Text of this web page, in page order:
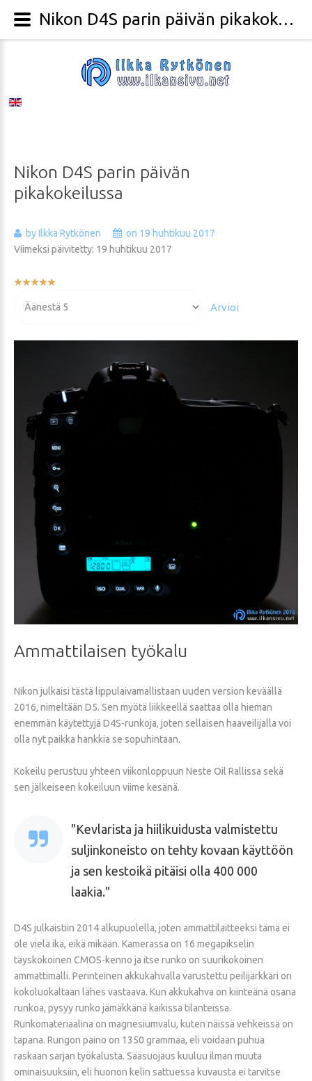
Nikon D4S parin päivän
pikakokeilussa
by Ilkka Rytkönen
on 19 huhtikuu 2017
Viimeksi päivitetty: 19 huhtikuu 2017
Käyttäjän
arvioida
Ammattilaisen työkalu
Nikon julkaisi tästä lippulaivamallistaan uuden version keväällä
2016, nimeltään D5. Sen myötä liikkeellä saattaa olla hieman
enemmän käytettyjä D4S-runkoja, joten sellaisen haaveilijalla voi
olla nyt paikka hankkia se sopuhintaan.
Kokeilu perustuu yhteen viikonloppuun Neste Oil Rallissa sekä
sen jälkeiseen kokeiluun viime kesänä.
Kevlarista ja hiilikuidusta valmistettu
suljinkoneisto on tehty kovaan käyttöön
ja sen kestoikä pitäisi olla 400 000
laakia.
D4S julkaistiin 2014 alkupuolella, joten ammattilaitteeksi tämä ei
ole vielä ikä, eikä mikään. Kamerassa on 16 megapikselin
täyskokoinen CMOS-kenno ja itse runko on suurikokoinen
ammattimalli. Perinteinen akkukahvalla varustettu peilijärkkäri on
kokoluokaltaan lähes vastaava. Kun akkukahva on kiinteänä osana
runkoa, pysyy runko jämäkkänä kaikissa tilanteissa.
Runkomateriaalina on magnesiumvalu, kuten näissä vehkeissä on
tapana. Rungon paino on 1350 grammaa, eli voidaan puhua
raskaan sarjan työkalusta. Sääsuojaus kuuluu ilman muuta
ominaisuuksiin, eli huonon kelin sattuessa kuvausta ei tarvitse
Nikon D4S parin päivän pikakokeilussa - Valokuvaaja Ilkka Rytkönen